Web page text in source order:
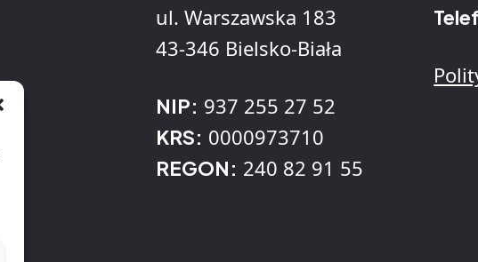
ul. Warszawska 183
43-346 Bielsko-Biała
NIP: 937 255 27 52
KRS: 0000973710
REGON: 240 82 91 55